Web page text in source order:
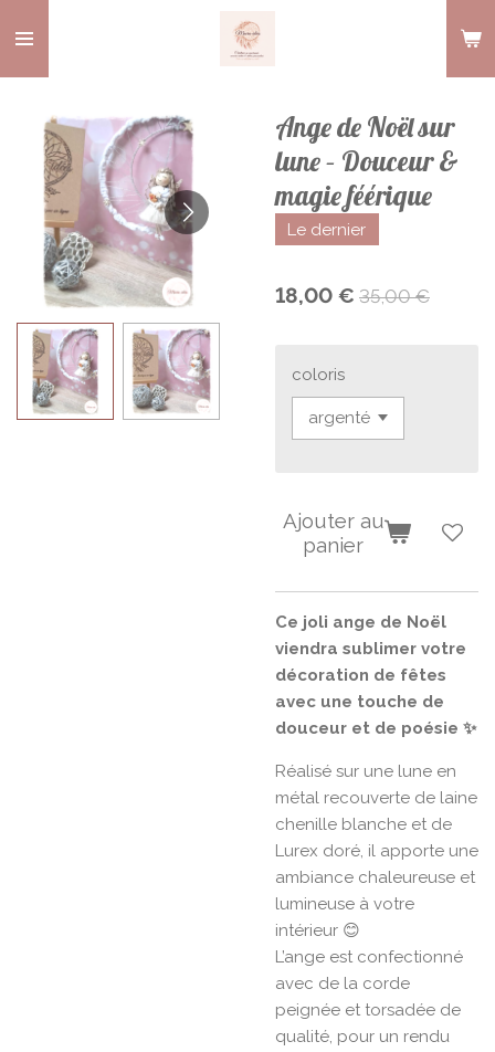
au
contenu
Ange de Noël sur
lune – Douceur &
magie féérique
Le dernier
18,00 € 35,00 €
coloris
Ajouter au
panier
Ce joli ange de Noël
viendra sublimer votre
décoration de fêtes
avec une touche de
douceur et de poésie ✨
Réalisé sur une lune en
métal recouverte de laine
chenille blanche et de
Lurex doré, il apporte une
ambiance chaleureuse et
lumineuse à votre
intérieur 😊
L’ange est confectionné
avec de la corde
peignée et torsadée de
qualité, pour un rendu